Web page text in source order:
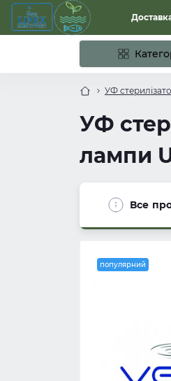
УФ
УФ
лампи
Все
популярний